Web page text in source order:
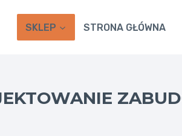
SKLEP STRONA GŁÓWNA